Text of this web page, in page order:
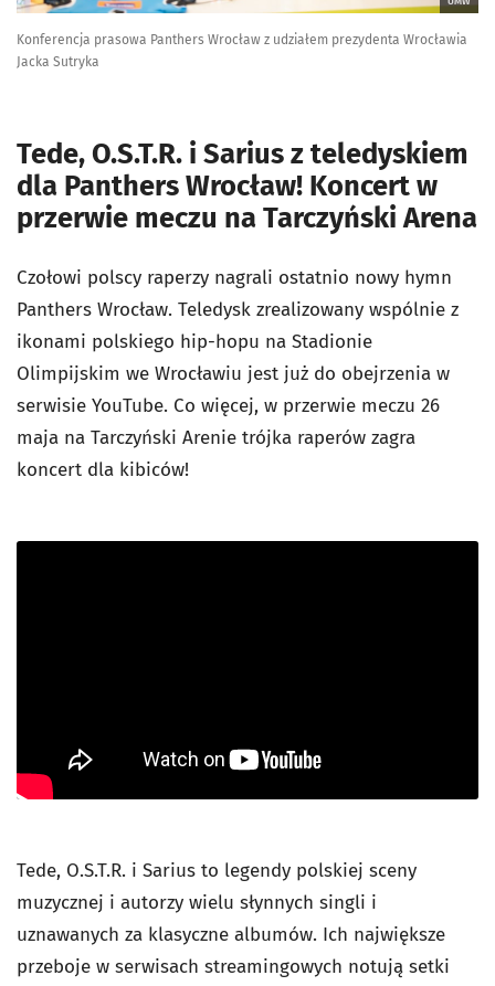
Konferencja prasowa Panthers Wrocław z udziałem prezydenta Wrocławia
Jacka Sutryka
Tede, O.S.T.R. i Sarius z teledyskiem
dla Panthers Wrocław! Koncert w
przerwie meczu na Tarczyński Arena
Czołowi polscy raperzy nagrali ostatnio nowy hymn
Panthers Wrocław. Teledysk zrealizowany wspólnie z
ikonami polskiego hip-hopu na Stadionie
Olimpijskim we Wrocławiu jest już do obejrzenia w
serwisie YouTube. Co więcej, w przerwie meczu 26
maja na Tarczyński Arenie trójka raperów zagra
koncert dla kibiców!
Tede, O.S.T.R. i Sarius to legendy polskiej sceny
muzycznej i autorzy wielu słynnych singli i
uznawanych za klasyczne albumów. Ich największe
przeboje w serwisach streamingowych notują setki